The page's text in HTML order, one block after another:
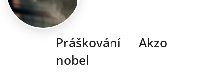
Práškování Akzo
nobel